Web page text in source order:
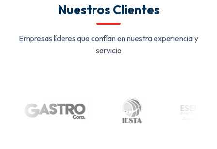
Nuestros Clientes
Empresas líderes que confían en nuestra experiencia y
servicio